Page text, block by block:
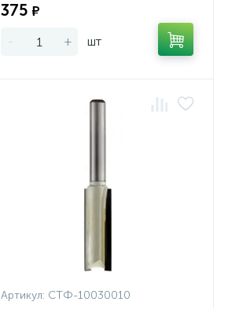
375 ₽
- + шт
Артикул: СТФ-10030010